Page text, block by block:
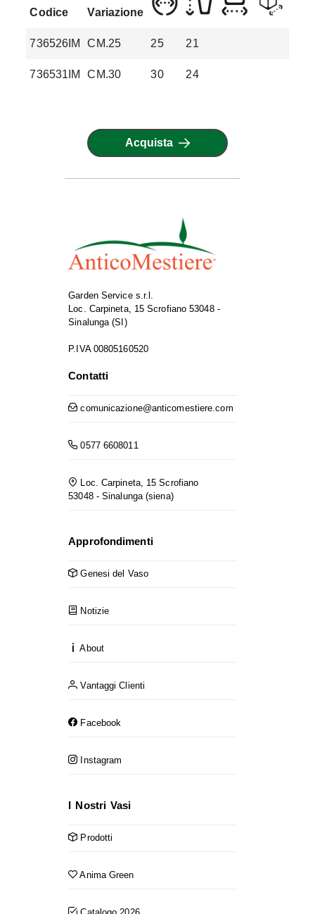
Codice Variazione
736526IM CM.25 25 21
736531IM CM.30 30 24
Acquista
Garden Service s.r.l.
Loc. Carpineta, 15 Scrofiano 53048 -
Sinalunga (SI)
P.IVA 00805160520
Contatti
comunicazione@anticomestiere.com
0577 6608011
Loc. Carpineta, 15 Scrofiano
53048 - Sinalunga (siena)
Approfondimenti
Genesi del Vaso
Notizie
About
Vantaggi Clienti
Facebook
Instagram
I Nostri Vasi
Prodotti
Anima Green